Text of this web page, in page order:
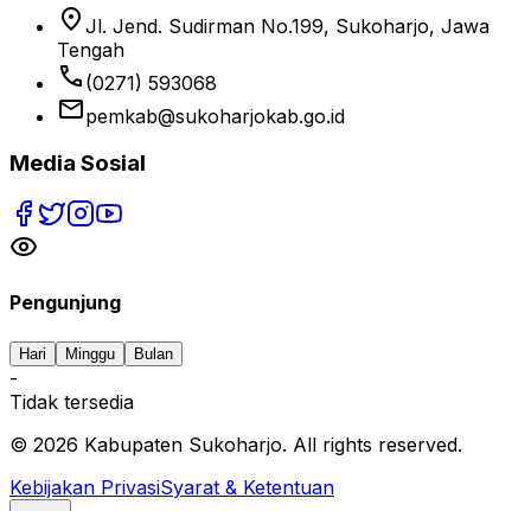
location_on Jl. Jend. Sudirman No.199, Sukoharjo, Jawa
Tengah
phone (0271) 593068
emailpemkab@sukoharjokab.go.id
Media Sosial
Pengunjung
Hari Minggu Bulan
-
Tidak tersedia
© 2026 Kabupaten Sukoharjo. All rights reserved.
Kebijakan PrivasiSyarat & Ketentuan